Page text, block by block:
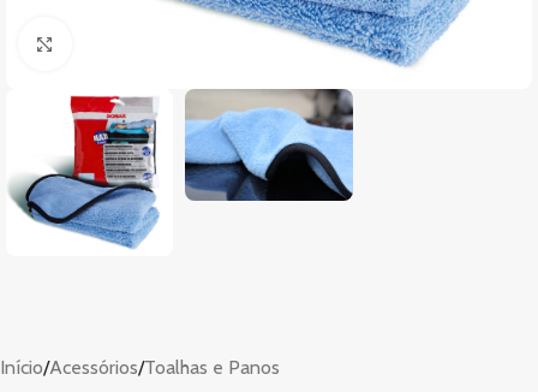
Início/Acessórios/Toalhas e Panos